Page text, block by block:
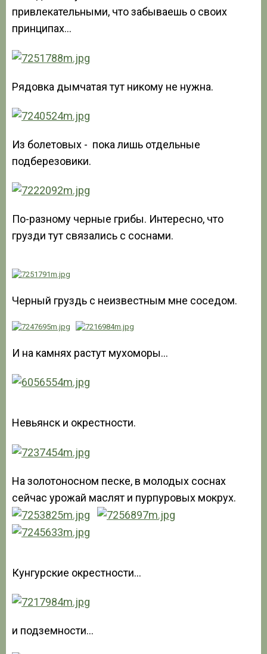
привлекательными, что забываешь о своих
принципах…
Рядовка дымчатая тут никому не нужна.
Из болетовых - пока лишь отдельные
подберезовики.
По-разному черные грибы. Интересно, что
грузди тут связались с соснами.
Черный груздь с неизвестным мне соседом.
И на камнях растут мухоморы…
Невьянск и окрестности.
На золотоносном песке, в молодых соснах
сейчас урожай маслят и пурпуровых мокрух.
Кунгурские окрестности…
и подземности…